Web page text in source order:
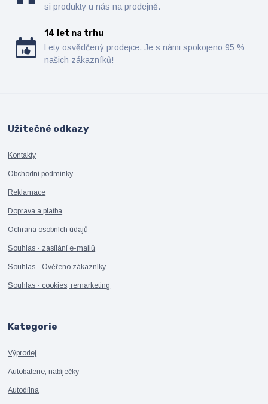
si produkty u nás na prodejně.
14 let na trhu
Lety osvědčený prodejce. Je s námi spokojeno 95 %
našich zákazníků!
Užitečné odkazy
Kontakty
Obchodní podmínky
Reklamace
Doprava a platba
Ochrana osobních údajů
Souhlas - zasílání e-mailů
Souhlas - Ověřeno zákazníky
Souhlas - cookies, remarketing
Kategorie
Výprodej
Autobaterie, nabíječky
Autodílna